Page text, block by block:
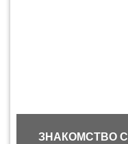
ЗНАКОМСТВО